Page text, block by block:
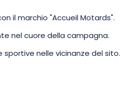
il marchio "Accueil Motards".
nel cuore della campagna.
nelle vicinanze del sito.